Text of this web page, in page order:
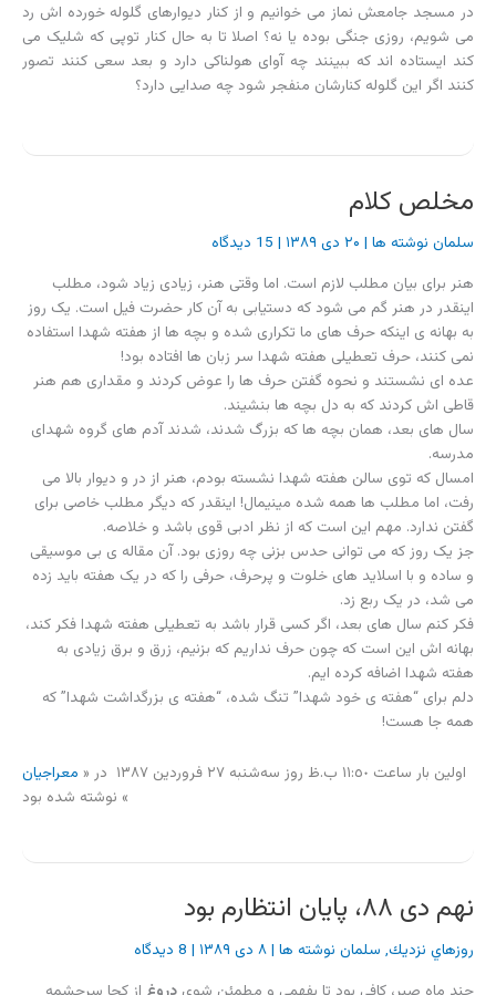
مدرسه.
امسال که توی سالن هفته شهدا نشسته بودم، هنر از در و دیوار بالا می
رفت، اما مطلب ها همه شده مینیمال! اینقدر که دیگر مطلب خاصی برای
گفتن ندارد. مهم این است که از نظر ادبی قوی باشد و خلاصه.
فکر کنم سال های بعد، اگر کسی قرار باشد به تعطیلی هفته شهدا فکر کند،
بهانه اش این است که چون حرف نداریم که بزنیم، زرق و برق زیادی به
هفته شهدا اضافه کرده ایم.
همه جا هست!
اولین بار ساعت ۱۱:٥٠ ‎ب.ظ روز سه‌شنبه ٢٧ فروردین ۱۳۸٧ در «
معراجیان
» نوشته شده بود
نهم دی ۸۸، پایان انتظارم بود
روزهاي نزديك , سلمان نوشته ها|۸ دی ۱۳۸۹
8 دیدگاه
چند ماه صبر، کافی بود تا بفهمی و مطمئن شوی دروغاز کجا سرچشمه
گرفته و بتوانی از بین صداهای گوش خراش و شایعاتجاهل فریبشهر،
کم کم هیاهو را کنار بزنی و سرک بکشی و ببینی که ماجرای دیگری در جریان
است.
حالا دیگر وقت آن است که ظهر عاشورا، نیم ساعت مانده به اذان ظهر، از
مسجد دانشگاه تهران بیرون بزنی و وارد معرکه ای شوی که بودنت در آن
معرکه، حتی مهم تر از عزاداری ظهر عاشوراست.
حالا موقع آن است که نماز ظهر عاشورا را وسط چهار راه حضرت ولیعصر،
گرگ ها خیال شان
بیشتری به سمت آشوب ها حرکت کنی. اما هرچه می روی، به آشوبگران
نمی رسی. تازه می فهمی که دوستان، جرأت شان را منزل جا گذاشته اند و
هر چه جمع سیاه پوشان حسینی، یا حسین گویان نزدیک می شود، آن ها